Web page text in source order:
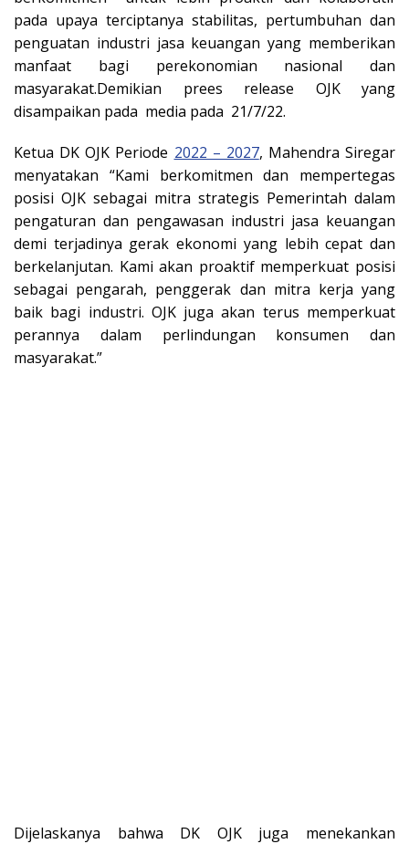
pada upaya terciptanya stabilitas, pertumbuhan dan
penguatan industri jasa keuangan yang memberikan
manfaat bagi perekonomian nasional dan
masyarakat.Demikian prees release OJK yang
disampaikan pada media pada 21/7/22.
Ketua DK OJK Periode 2022 – 2027, Mahendra Siregar
menyatakan “Kami berkomitmen dan mempertegas
posisi OJK sebagai mitra strategis Pemerintah dalam
pengaturan dan pengawasan industri jasa keuangan
demi terjadinya gerak ekonomi yang lebih cepat dan
berkelanjutan. Kami akan proaktif memperkuat posisi
sebagai pengarah, penggerak dan mitra kerja yang
baik bagi industri. OJK juga akan terus memperkuat
perannya dalam perlindungan konsumen dan
masyarakat.”
Dijelaskanya bahwa DK OJK juga menekankan